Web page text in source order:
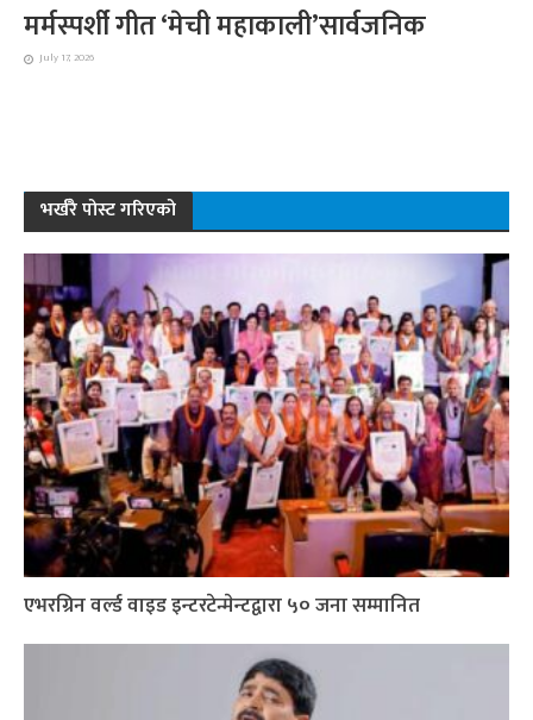
मर्मस्पर्शी गीत ‘मेची महाकाली’सार्वजनिक
July 17, 2026
भर्खरै पोस्ट गरिएको
एभरग्रिन वर्ल्ड वाइड इन्टरटेन्मेन्टद्वारा ५० जना सम्मानित